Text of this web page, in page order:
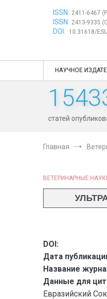
ISSN: 2411-6467
ISSN: 2413-9335
DOI: 10.31618/
НАУЧНОЕ
статей
Главная
ВЕТЕРИНАРНЫЕ
DOI:
Дата
Название
Данные для
Евразийский